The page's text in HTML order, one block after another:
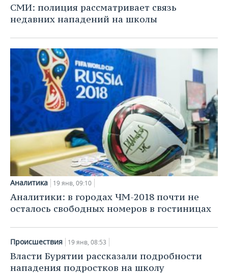
СМИ: полиция рассматривает связь
недавних нападений на школы
Аналитика 19 янв, 09:10
Аналитики: в городах ЧМ-2018 почти не
осталось свободных номеров в гостиницах
Происшествия 19 янв, 08:53
Власти Бурятии рассказали подробности
нападения подростков на школу